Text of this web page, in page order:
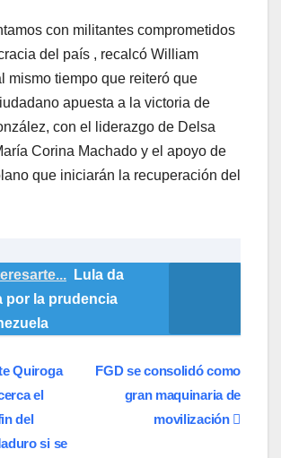
con militantes comprometidos
del país , recalcó William
mismo tiempo que reiteró que
apuesta a la victoria de
con el liderazgo de Delsa
Corina Machado y el apoyo de
que iniciarán la recuperación del
Lula da
por la prudencia
FGD se consolidó como
gran maquinaria de
movilización
Quiroga
el
del
si se